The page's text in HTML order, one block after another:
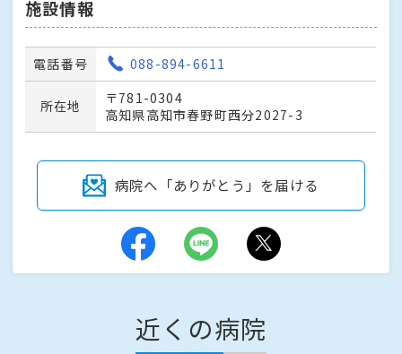
施設情報
電話番号 088-894-6611
所在地
〒781-0304
高知県高知市春野町西分2027-3
病院へ「ありがとう」を届ける
近くの病院